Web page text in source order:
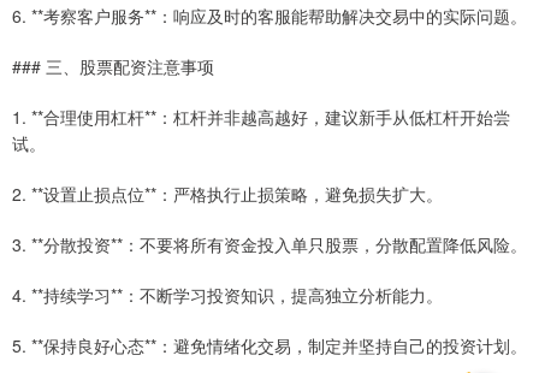
6. **考察客户服务**：响应及时的客服能帮助解决交易中的实际问题。
### 三、股票配资注意事项
1. **合理使用杠杆**：杠杆并非越高越好，建议新手从低杠杆开始尝
试。
2. **设置止损点位**：严格执行止损策略，避免损失扩大。
3. **分散投资**：不要将所有资金投入单只股票，分散配置降低风险。
4. **持续学习**：不断学习投资知识，提高独立分析能力。
5. **保持良好心态**：避免情绪化交易，制定并坚持自己的投资计划。